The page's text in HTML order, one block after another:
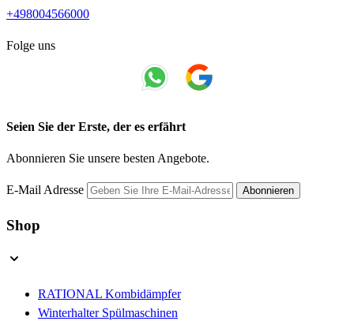
+498004566000
Folge uns
Seien Sie der Erste, der es erfährt
Abonnieren Sie unsere besten Angebote.
E-Mail Adresse Abonnieren
Shop
RATIONAL Kombidämpfer
Winterhalter Spülmaschinen